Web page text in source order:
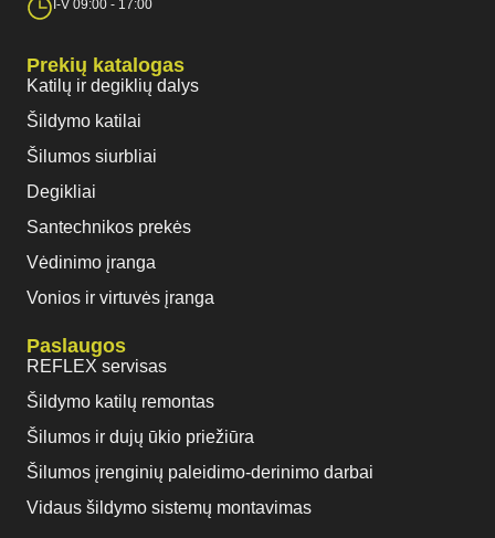
I-V 09:00 - 17:00
Prekių katalogas
Katilų ir degiklių dalys
Šildymo katilai
Šilumos siurbliai
Degikliai
Santechnikos prekės
Vėdinimo įranga
Vonios ir virtuvės įranga
Paslaugos
REFLEX servisas
Šildymo katilų remontas
Šilumos ir dujų ūkio priežiūra
Šilumos įrenginių paleidimo-derinimo darbai
Vidaus šildymo sistemų montavimas